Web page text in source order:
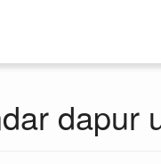
dapur